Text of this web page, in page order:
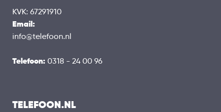
KVK: 67291910
Email:
info@telefoon.nl
Telefoon: 0318 - 24 00 96
TELEFOON.NL